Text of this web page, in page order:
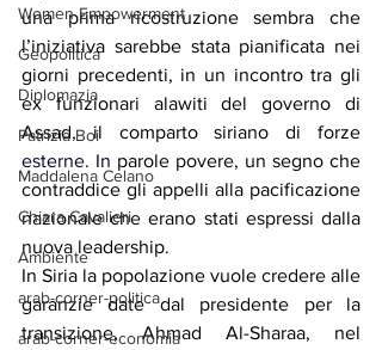
Women Empowerment
Geopolitica
Diplomazia
Patrizia Boi
Maddalena Celano
Chiara Cavalieri
Ambiente
arab-corner-politica
arab-corner-economia
una prima ricostruzione sembra che
l’iniziativa sarebbe stata pianificata nei
giorni precedenti, in un incontro tra gli
ex funzionari alawiti del governo di
esterne. In parole povere, un segno che
contraddice gli appelli alla pacificazione
nazionale che erano stati espressi dalla
nuova leadership.
In Siria la popolazione vuole credere alle
garanzie date dal presidente per la
transizione, Ahmad Al-Sharaa, nel